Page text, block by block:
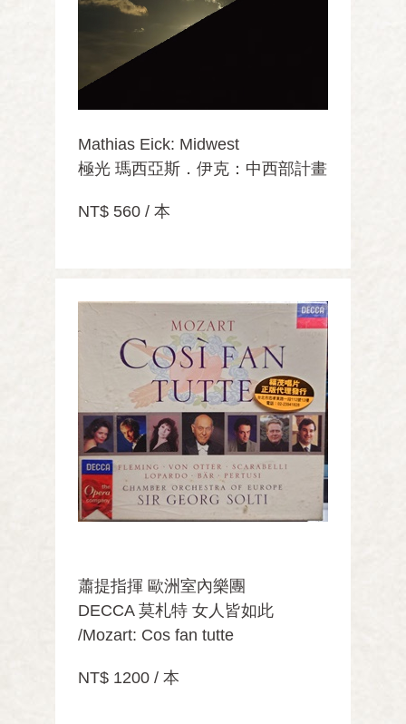
Mathias Eick: Midwest
極光 瑪西亞斯．伊克：中西部計畫
NT$ 560 / 本
蕭提指揮 歐洲室內樂團
DECCA 莫札特 女人皆如此
/Mozart: Cos fan tutte
NT$ 1200 / 本